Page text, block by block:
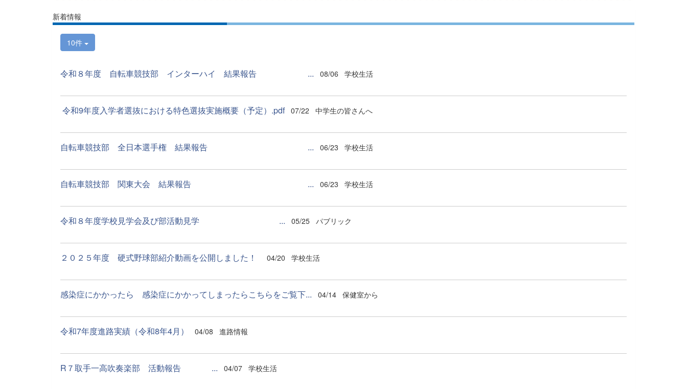
新着情報
10件
令和８年度 自転車競技部 インターハイ 結果報告 ... 08/06 学校生活
令和9年度入学者選抜における特色選抜実施概要（予定）.pdf 07/22 中学生の皆さんへ
自転車競技部 全日本選手権 結果報告 ... 06/23 学校生活
自転車競技部 関東大会 結果報告 ... 06/23 学校生活
令和８年度学校見学会及び部活動見学 ... 05/25 パブリック
２０２５年度 硬式野球部紹介動画を公開しました！ 04/20 学校生活
感染症にかかったら 感染症にかかってしまったらこちらをご覧下... 04/14 保健室から
令和7年度進路実績（令和8年4月） 04/08 進路情報
R７取手一高吹奏楽部 活動報告 ... 04/07 学校生活